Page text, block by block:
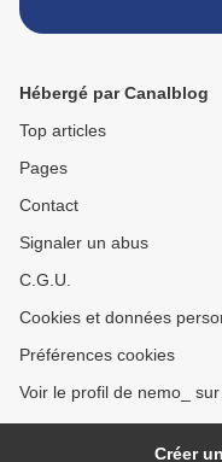
Hébergé par Canalblog
Top articles
Pages
Contact
Signaler un abus
C.G.U.
Cookies et données
Préférences cookies
Voir le profil de nemo_
Créer